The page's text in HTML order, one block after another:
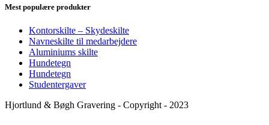
Mest populære produkter
Kontorskilte – Skydeskilte
Navneskilte til medarbejdere
Aluminiums skilte
Hundetegn
Hundetegn
Studentergaver
Hjortlund & Bøgh Gravering - Copyright - 2023